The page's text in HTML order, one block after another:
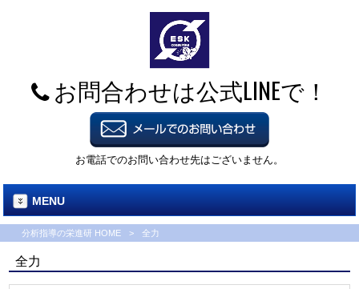
お問合わせは公式LINEで！
お電話でのお問い合わせ先はございません。
MENU
分析指導の栄進研 HOME > 全力
全力